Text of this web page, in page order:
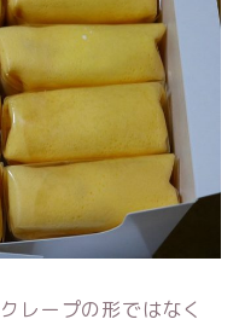
レープの形ではなく